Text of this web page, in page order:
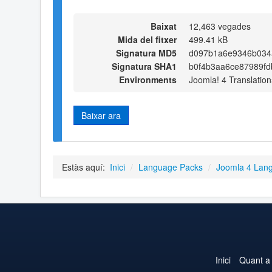
Baixat
12,463 vegades
Mida del fitxer
499.41 kB
Signatura MD5
Signatura SHA1
Environments
Joomla! 4
Baixar ara
Estàs aquí: Inici / Language Packs / Joomla 4
Inici Quant a